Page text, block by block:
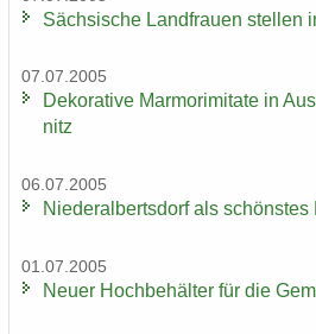
Säch­si­sche Land­frau­en stel­len
07.07.2005
De­ko­ra­ti­ve Mar­mo­r­imi­ta­te in
nitz
06.07.2005
Nie­der­al­berts­dorf als schöns­tes
01.07.2005
Neuer Hoch­be­häl­ter für die